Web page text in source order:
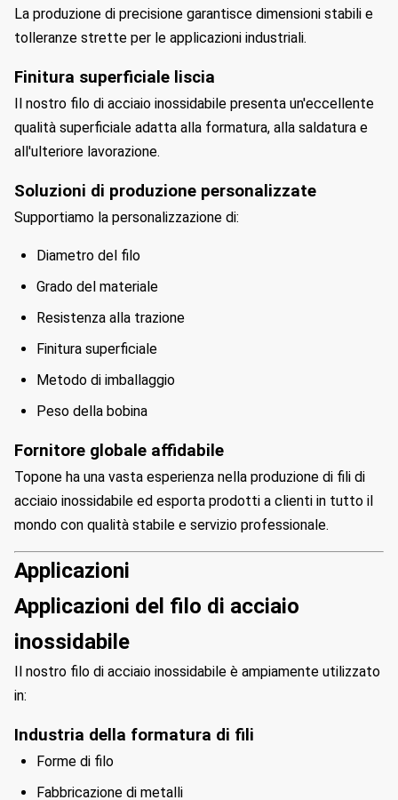
La produzione di precisione garantisce dimensioni stabili e
tolleranze strette per le applicazioni industriali.
Finitura superficiale liscia
Il nostro filo di acciaio inossidabile presenta un'eccellente
qualità superficiale adatta alla formatura, alla saldatura e
all'ulteriore lavorazione.
Soluzioni di produzione personalizzate
Supportiamo la personalizzazione di:
Diametro del filo
Grado del materiale
Resistenza alla trazione
Finitura superficiale
Metodo di imballaggio
Peso della bobina
Fornitore globale affidabile
Topone ha una vasta esperienza nella produzione di fili di
acciaio inossidabile ed esporta prodotti a clienti in tutto il
mondo con qualità stabile e servizio professionale.
Applicazioni
Applicazioni del filo di acciaio
inossidabile
Il nostro filo di acciaio inossidabile è ampiamente utilizzato
in:
Industria della formatura di fili
Forme di filo
Fabbricazione di metalli